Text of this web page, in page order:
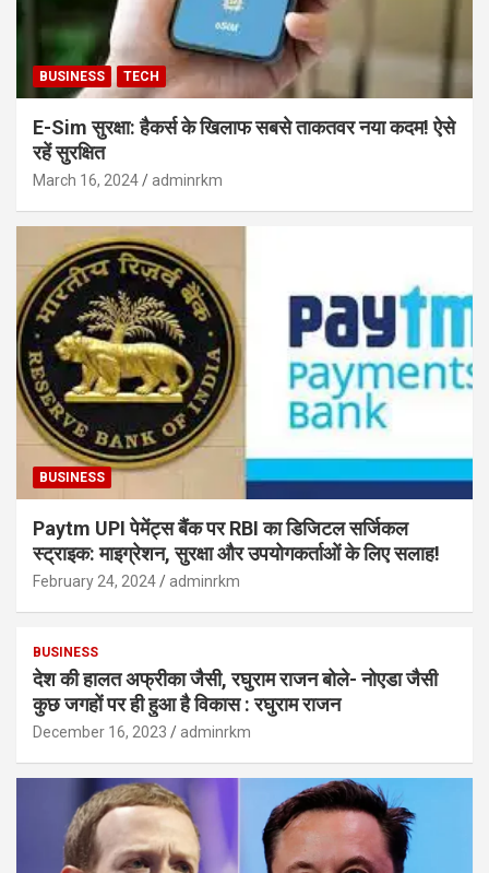
BUSINESS TECH
E-Sim सुरक्षा: हैकर्स के खिलाफ सबसे ताकतवर नया कदम! ऐसे
रहें सुरक्षित
March 16, 2024 adminrkm
BUSINESS
Paytm UPI पेमेंट्स बैंक पर RBI का डिजिटल सर्जिकल
स्ट्राइक: माइग्रेशन, सुरक्षा और उपयोगकर्ताओं के लिए सलाह!
February 24, 2024 adminrkm
BUSINESS
देश की हालत अफ्रीका जैसी, रघुराम राजन बोले- नोएडा जैसी
कुछ जगहों पर ही हुआ है विकास : रघुराम राजन
December 16, 2023 adminrkm